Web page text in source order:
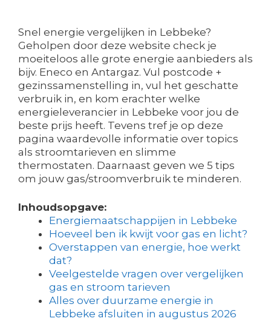
Snel energie vergelijken in Lebbeke?
Geholpen door deze website check je
moeiteloos alle grote energie aanbieders als
bijv. Eneco en Antargaz. Vul postcode +
gezinssamenstelling in, vul het geschatte
verbruik in, en kom erachter welke
energieleverancier in Lebbeke voor jou de
beste prijs heeft. Tevens tref je op deze
pagina waardevolle informatie over topics
als stroomtarieven en slimme
thermostaten. Daarnaast geven we 5 tips
om jouw gas/stroomverbruik te minderen.
Inhoudsopgave:
Energiemaatschappijen in Lebbeke
Hoeveel ben ik kwijt voor gas en licht?
Overstappen van energie, hoe werkt
dat?
Veelgestelde vragen over vergelijken
gas en stroom tarieven
Alles over duurzame energie in
Lebbeke afsluiten in augustus 2026